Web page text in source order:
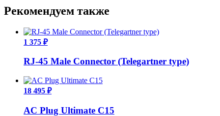
Рекомендуем также
1 375 ₽
RJ-45 Male Connector (Telegartner type)
18 495 ₽
AC Plug Ultimate C15